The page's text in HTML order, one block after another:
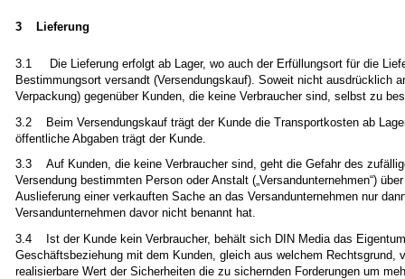
3 Lieferung
3.1 Die Lieferung erfolgt ab Lager, wo auch der Erfüllungsort für die
Bestimmungsort versandt (Versendungskauf). Soweit nicht ausdrücklich
Verpackung) gegenüber Kunden, die keine Verbraucher sind, selbst zu
3.2 Beim Versendungskauf trägt der Kunde die Transportkosten ab
öffentliche Abgaben trägt der Kunde.
3.3 Auf Kunden, die keine Verbraucher sind, geht die Gefahr des
Versendung bestimmten Person oder Anstalt („Versandunternehmen“)
Auslieferung einer verkauften Sache an das Versandunternehmen nur
Versandunternehmen davor nicht benannt hat.
3.4 Ist der Kunde kein Verbraucher, behält sich DIN Media das
Geschäftsbeziehung mit dem Kunden, gleich aus welchem
realisierbare Wert der Sicherheiten die zu sichernden Forderungen um